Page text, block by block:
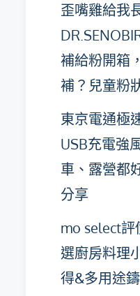
歪嘴雞給我
補給粉開箱
補？兒童粉
東京電通極
USB充電強
車、露營都
分享
mo select評
選廚房料理
得&多用途